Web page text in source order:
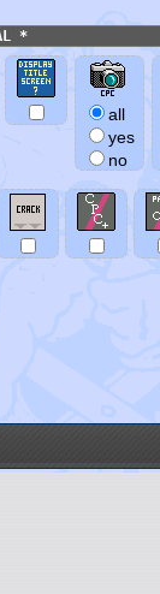
all
yes
no